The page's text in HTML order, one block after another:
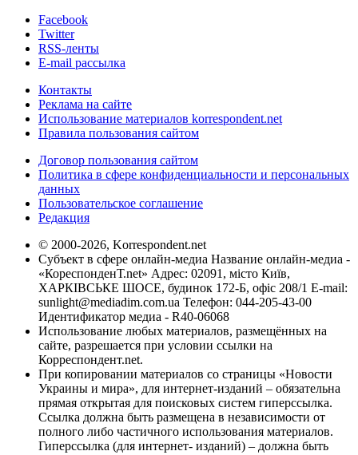
Facebook
Twitter
RSS-ленты
E-mail рассылка
Контакты
Реклама на сайте
Использование материалов korrespondent.net
Правила пользования сайтом
Договор пользования сайтом
Политика в сфере конфиденциальности и персональных
данных
Пользовательское соглашение
Редакция
© 2000-2026, Korrespondent.net
Субъект в сфере онлайн-медиа Название онлайн-медиа -
«КореспонденТ.net» Адрес: 02091, місто Київ,
ХАРКІВСЬКЕ ШОСЕ, будинок 172-Б, офіс 208/1 E-mail:
sunlight@mediadim.com.ua Телефон: 044-205-43-00
Идентификатор медиа - R40-06068
Использование любых материалов, размещённых на
сайте, разрешается при условии ссылки на
Корреспондент.net.
При копировании материалов со страницы «Новости
Украины и мира», для интернет-изданий – обязательна
прямая открытая для поисковых систем гиперссылка.
Ссылка должна быть размещена в независимости от
полного либо частичного использования материалов.
Гиперссылка (для интернет- изданий) – должна быть